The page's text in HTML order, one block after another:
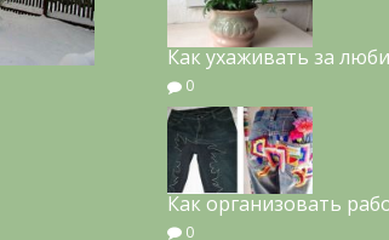
Как ухаживать за
0
Как организовать
0